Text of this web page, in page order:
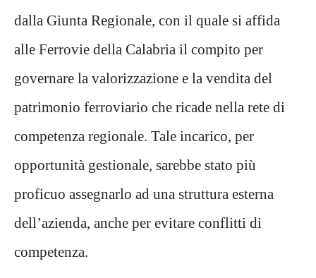
dalla Giunta Regionale, con il quale si affida
alle Ferrovie della Calabria il compito per
governare la valorizzazione e la vendita del
patrimonio ferroviario che ricade nella rete di
competenza regionale. Tale incarico, per
opportunità gestionale, sarebbe stato più
proficuo assegnarlo ad una struttura esterna
dell’azienda, anche per evitare conflitti di
competenza.